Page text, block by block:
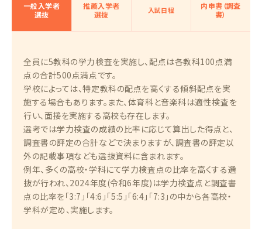
一般入学者
選抜
推薦入学者
選抜
入試日程
内申書（調査
書）
全員に5教科の学力検査を実施し、配点は各教科100点満
点の合計500点満点です。
学校によっては、特定教科の配点を高くする傾斜配点を実
施する場合もあります。また、体育科と音楽科は適性検査を
行い、面接を実施する高校も存在します。
選考では学力検査の成績の比率に応じて算出した得点と、
調査書の評定の合計などで決まりますが、調査書の評定以
外の記載事項なども選抜資料に含まれます。
例年、多くの高校・学科にて学力検査点の比率を高くする選
抜が行われ、2024年度(令和6年度)は学力検査点と調査書
点の比率を「3:7」「4:6」「5:5」「6:4」「7:3」の中から各高校・
学科が定め、実施します。